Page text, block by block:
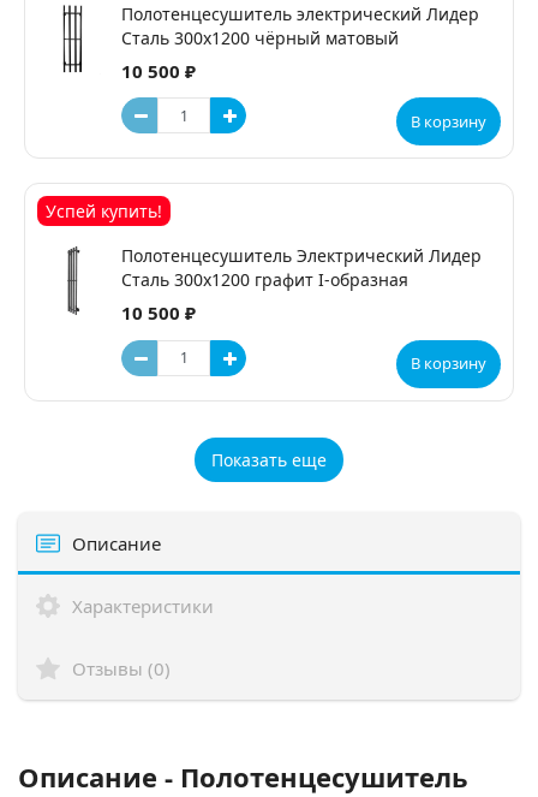
Полотенцесушитель электрический Лидер
Сталь 300х1200 чёрный матовый
10 500 ₽
В корзину
Успей купить!
Полотенцесушитель Электрический Лидер
Сталь 300х1200 графит I-образная
10 500 ₽
В корзину
Показать еще
Описание
Характеристики
Отзывы (0)
Описание - Полотенцесушитель